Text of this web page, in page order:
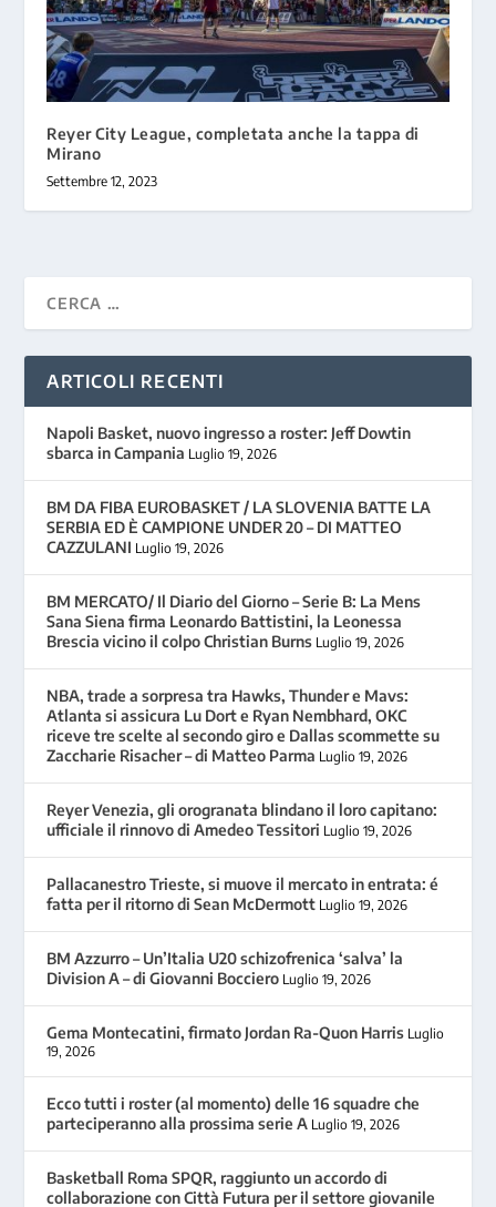
Reyer City League, completata anche la tappa di
Mirano
Settembre 12, 2023
ARTICOLI RECENTI
Napoli Basket, nuovo ingresso a roster: Jeff Dowtin
sbarca in Campania Luglio 19, 2026
BM DA FIBA EUROBASKET / LA SLOVENIA BATTE LA
SERBIA ED È CAMPIONE UNDER 20 – DI MATTEO
CAZZULANI Luglio 19, 2026
BM MERCATO/ Il Diario del Giorno – Serie B: La Mens
Sana Siena firma Leonardo Battistini, la Leonessa
Brescia vicino il colpo Christian Burns Luglio 19, 2026
NBA, trade a sorpresa tra Hawks, Thunder e Mavs:
Atlanta si assicura Lu Dort e Ryan Nembhard, OKC
riceve tre scelte al secondo giro e Dallas scommette su
Zaccharie Risacher – di Matteo Parma Luglio 19, 2026
Reyer Venezia, gli orogranata blindano il loro capitano:
ufficiale il rinnovo di Amedeo Tessitori Luglio 19, 2026
Pallacanestro Trieste, si muove il mercato in entrata: é
fatta per il ritorno di Sean McDermott Luglio 19, 2026
BM Azzurro – Un’Italia U20 schizofrenica ‘salva’ la
Division A – di Giovanni Bocciero Luglio 19, 2026
Gema Montecatini, firmato Jordan Ra-Quon Harris Luglio
19, 2026
Ecco tutti i roster (al momento) delle 16 squadre che
parteciperanno alla prossima serie A Luglio 19, 2026
Basketball Roma SPQR, raggiunto un accordo di
collaborazione con Città Futura per il settore giovanile